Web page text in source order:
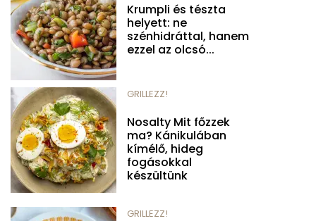
Krumpli és tészta
helyett: ne
szénhidráttal, hanem
ezzel az olcsó...
GRILLEZZ!
Nosalty Mit főzzek
ma? Kánikulában
kímélő, hideg
fogásokkal
készültünk
GRILLEZZ!